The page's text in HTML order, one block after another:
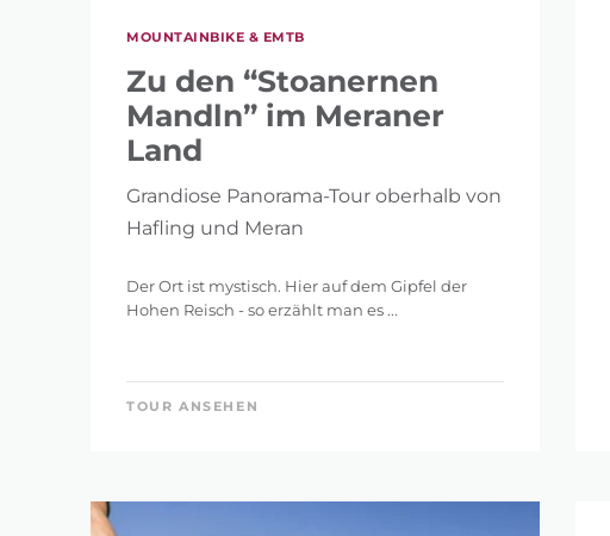
MOUNTAINBIKE & EMTB
Zu den “Stoanernen
Mandln” im Meraner
Land
Grandiose Panorama-Tour oberhalb von
Hafling und Meran
Der Ort ist mystisch. Hier auf dem Gipfel der
Hohen Reisch - so erzählt man es ...
TOUR ANSEHEN